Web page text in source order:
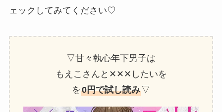
ェックしてみてください♡
▽甘々執心年下男子は
もえこさんと✕✕✕したいを
を 0円で試し読み ▽